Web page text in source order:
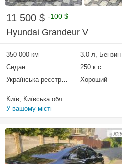
11 500 $ -100 $
Hyundai Grandeur V
350 000 км 3.0 л, Бензин
Седан
250 к.с.
Українська реєстрація
Хороший
Київ, Київська обл.
У вашому місті